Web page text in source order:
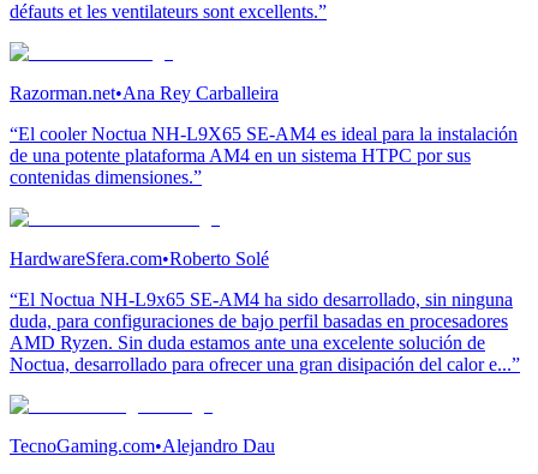
défauts et les ventilateurs sont excellents.”
Razorman.net•Ana Rey Carballeira
“El cooler Noctua NH-L9X65 SE-AM4 es ideal para la instalación
de una potente plataforma AM4 en un sistema HTPC por sus
contenidas dimensiones.”
HardwareSfera.com•Roberto Solé
“El Noctua NH-L9x65 SE-AM4 ha sido desarrollado, sin ninguna
duda, para configuraciones de bajo perfil basadas en procesadores
AMD Ryzen. Sin duda estamos ante una excelente solución de
Noctua, desarrollado para ofrecer una gran disipación del calor e...”
TecnoGaming.com•Alejandro Dau